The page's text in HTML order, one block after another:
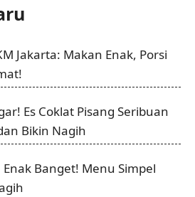
Jakarta: Makan Enak, Porsi
Es Coklat Pisang Seribuan
Bikin Nagih
Banget! Menu Simpel